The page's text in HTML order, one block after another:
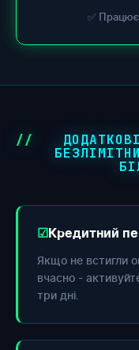
✅
Кредитний
Якщо не встигли
вчасно -
три дні.